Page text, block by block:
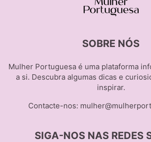
SOBRE NÓS
Mulher Portuguesa é uma plataforma
a si. Descubra algumas dicas e
inspirar.
Contacte-nos:
SIGA-NOS NAS REDES